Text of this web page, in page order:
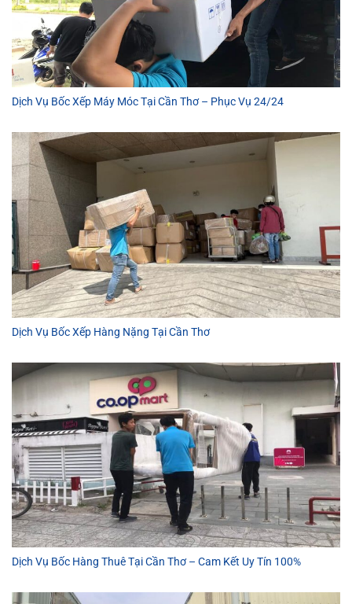
Dịch Vụ Bốc Xếp Máy Móc Tại Cần Thơ – Phục Vụ 24/24
Dịch Vụ Bốc Xếp Hàng Nặng Tại Cần Thơ
Dịch Vụ Bốc Hàng Thuê Tại Cần Thơ – Cam Kết Uy Tín 100%